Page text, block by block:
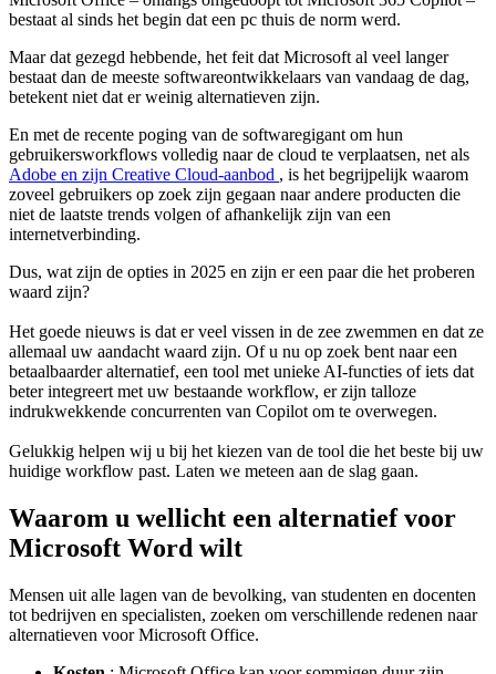
bestaat al sinds het begin dat een pc thuis de norm werd.
Maar dat gezegd hebbende, het feit dat Microsoft al veel langer
bestaat dan de meeste softwareontwikkelaars van vandaag de dag,
betekent niet dat er weinig alternatieven zijn.
En met de recente poging van de softwaregigant om hun
gebruikersworkflows volledig naar de cloud te verplaatsen, net als
Adobe en zijn Creative Cloud-aanbod , is het begrijpelijk waarom
zoveel gebruikers op zoek zijn gegaan naar andere producten die
niet de laatste trends volgen of afhankelijk zijn van een
internetverbinding.
Dus, wat zijn de opties in 2025 en zijn er een paar die het proberen
waard zijn?
Het goede nieuws is dat er veel vissen in de zee zwemmen en dat ze
allemaal uw aandacht waard zijn. Of u nu op zoek bent naar een
betaalbaarder alternatief, een tool met unieke AI-functies of iets dat
beter integreert met uw bestaande workflow, er zijn talloze
indrukwekkende concurrenten van Copilot om te overwegen.
Gelukkig helpen wij u bij het kiezen van de tool die het beste bij uw
huidige workflow past. Laten we meteen aan de slag gaan.
Waarom u wellicht een alternatief voor
Microsoft Word wilt
Mensen uit alle lagen van de bevolking, van studenten en docenten
tot bedrijven en specialisten, zoeken om verschillende redenen naar
alternatieven voor Microsoft Office.